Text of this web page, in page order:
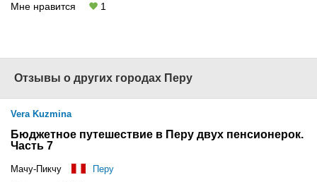
Мне нравится 1
Отзывы о других городах Перу
Vera Kuzmina
Бюджетное путешествие в Перу двух пенсионерок.
Часть 7
Мачу-Пикчу Перу